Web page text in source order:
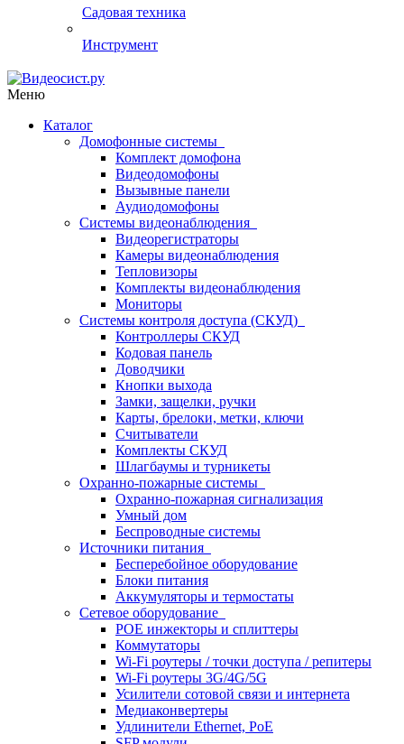
Садовая техника
Инструмент
Меню
Каталог
Домофонные системы
Комплект домофона
Видеодомофоны
Вызывные панели
Аудиодомофоны
Системы видеонаблюдения
Видеорегистраторы
Камеры видеонаблюдения
Тепловизоры
Комплекты видеонаблюдения
Мониторы
Системы контроля доступа (СКУД)
Контроллеры СКУД
Кодовая панель
Доводчики
Кнопки выхода
Замки, защелки, ручки
Карты, брелоки, метки, ключи
Считыватели
Комплекты СКУД
Шлагбаумы и турникеты
Охранно-пожарные системы
Охранно-пожарная сигнализация
Умный дом
Беспроводные системы
Источники питания
Бесперебойное оборудование
Блоки питания
Аккумуляторы и термостаты
Сетевое оборудование
POE инжекторы и сплиттеры
Коммутаторы
Wi-Fi роутеры / точки доступа / репитеры
Wi-Fi роутеры 3G/4G/5G
Усилители сотовой связи и интернета
Медиаконвертеры
Удлинители Ethernet, PoE